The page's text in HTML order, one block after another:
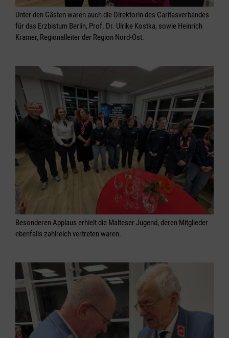
Unter den Gästen waren auch die Direktorin des Caritasverbandes
für das Erzbistum Berlin, Prof. Dr. Ulrike Kostka, sowie Heinrich
Kramer, Regionalleiter der Region Nord-Ost.
Besonderen Applaus erhielt die Malteser Jugend, deren Mitglieder
ebenfalls zahlreich vertreten waren.